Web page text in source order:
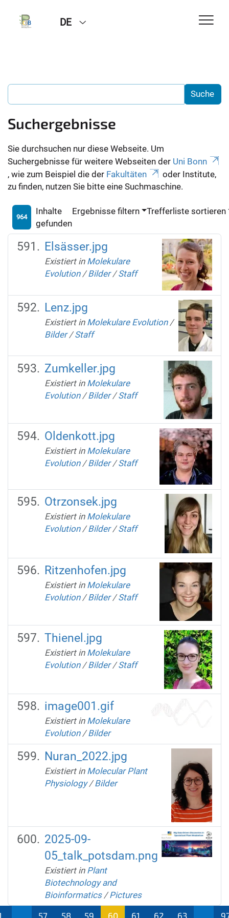
DE
Suchergebnisse
Sie durchsuchen nur diese Webseite. Um
Suchergebnisse für weitere Webseiten der Uni Bonn
, wie zum Beispiel die der Fakultäten
oder Institute,
zu finden, nutzen Sie bitte eine Suchmaschine.
964
Inhalte
gefunden
Ergebnisse filtern Trefferliste sortieren
Elsässer.jpg
Existiert in Molekulare
Evolution /Bilder /Staff
Lenz.jpg
Existiert in Molekulare Evolution /
Bilder /Staff
Zumkeller.jpg
Existiert in Molekulare
Evolution /Bilder /Staff
Oldenkott.jpg
Existiert in Molekulare
Evolution /Bilder /Staff
Otrzonsek.jpg
Existiert in Molekulare
Evolution /Bilder /Staff
Ritzenhofen.jpg
Existiert in Molekulare
Evolution /Bilder /Staff
Thienel.jpg
Existiert in Molekulare
Evolution /Bilder /Staff
image001.gif
Existiert in Molekulare
Evolution /Bilder
Nuran_2022.jpg
Existiert in Molecular Plant
Physiology /Bilder
2025-09-
05_talk_potsdam.png
Existiert in Plant
Biotechnology and
Bioinformatics /Pictures
57 58 59 60 61 62 63